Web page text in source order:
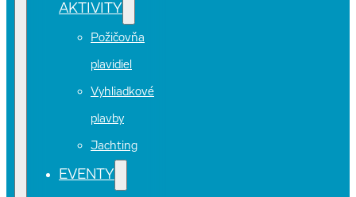
AKTIVITY
Požičovňa
plavidiel
Vyhliadkové
plavby
Jachting
EVENTY